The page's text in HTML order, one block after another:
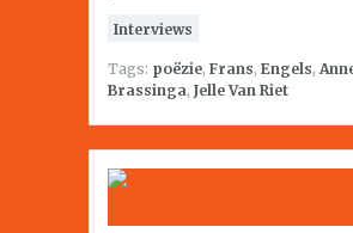
Interviews
Tags: poëzie, Frans, Engels,
Brassinga, Jelle Van Riet